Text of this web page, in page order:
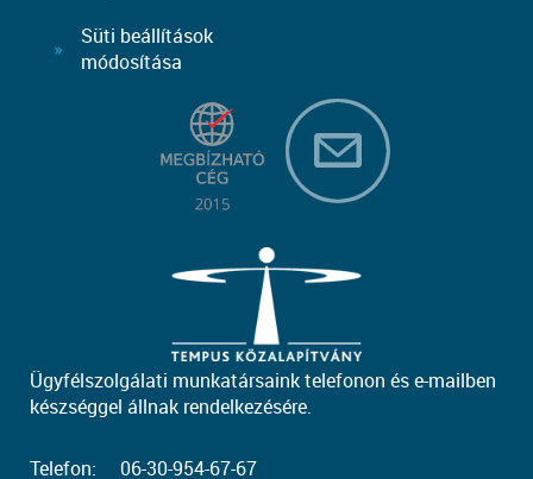
Süti beállítások
módosítása
Ügyfélszolgálati munkatársaink telefonon és e-mailben
készséggel állnak rendelkezésére.
Telefon:
06-30-954-67-67